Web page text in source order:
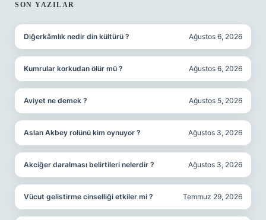
SIDEBAR
SON YAZILAR
Diğerkâmlık nedir din kültürü ? Ağustos 6, 2026
Kumrular korkudan ölür mü ? Ağustos 6, 2026
Aviyet ne demek ? Ağustos 5, 2026
Aslan Akbey rolünü kim oynuyor ? Ağustos 3, 2026
Akciğer daralması belirtileri nelerdir ? Ağustos 3, 2026
Vücut gelistirme cinselliği etkiler mi ? Temmuz 29, 2026